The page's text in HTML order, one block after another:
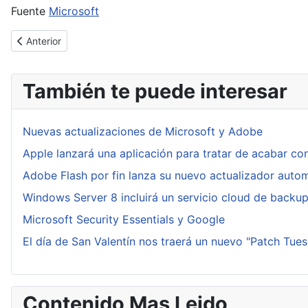
Fuente Microsoft
Artículo anterior: Nexpose considerado el mejor escaner de
Anterior
También te puede interesar
Nuevas actualizaciones de Microsoft y Adobe
Apple lanzará una aplicación para tratar de acabar
Adobe Flash por fin lanza su nuevo actualizador
Windows Server 8 incluirá un servicio cloud de backup
Microsoft Security Essentials y Google
El día de San Valentín nos traerá un nuevo "Patch